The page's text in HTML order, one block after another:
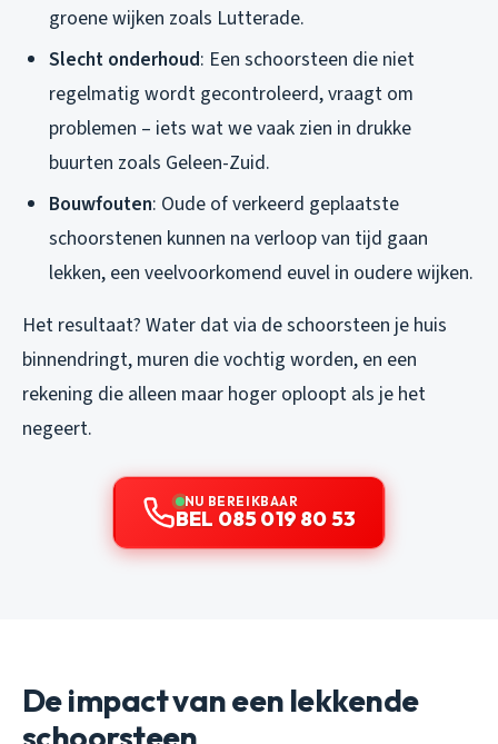
groene wijken zoals Lutterade.
Slecht onderhoud: Een schoorsteen die niet
regelmatig wordt gecontroleerd, vraagt om
problemen – iets wat we vaak zien in drukke
buurten zoals Geleen-Zuid.
Bouwfouten: Oude of verkeerd geplaatste
schoorstenen kunnen na verloop van tijd gaan
lekken, een veelvoorkomend euvel in oudere wijken.
Het resultaat? Water dat via de schoorsteen je huis
binnendringt, muren die vochtig worden, en een
rekening die alleen maar hoger oploopt als je het
negeert.
NU BEREIKBAAR
BEL 085 019 80 53
De impact van een lekkende
schoorsteen